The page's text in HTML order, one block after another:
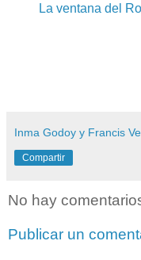
La ventana del
Inma Godoy y Francis
Compartir
No hay
Publicar un